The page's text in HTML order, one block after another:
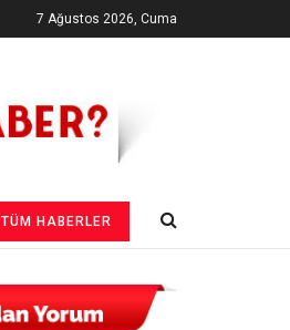
7 Ağustos 2026, Cuma
TÜM HABERLER